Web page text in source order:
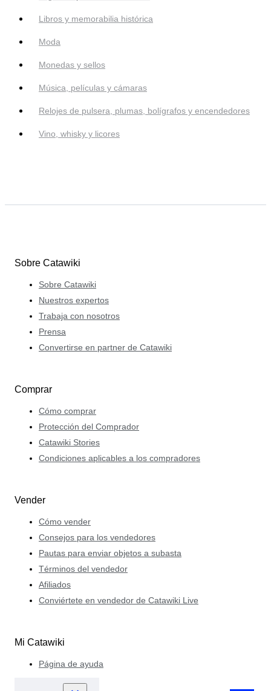
Libros y memorabilia histórica
Moda
Monedas y sellos
Música, películas y cámaras
Relojes de pulsera, plumas, bolígrafos y encendedores
Vino, whisky y licores
Sobre Catawiki
Sobre Catawiki
Nuestros expertos
Trabaja con nosotros
Prensa
Convertirse en partner de Catawiki
Comprar
Cómo comprar
Protección del Comprador
Catawiki Stories
Condiciones aplicables a los compradores
Vender
Cómo vender
Consejos para los vendedores
Pautas para enviar objetos a subasta
Términos del vendedor
Afiliados
Conviértete en vendedor de Catawiki Live
Mi Catawiki
Página de ayuda